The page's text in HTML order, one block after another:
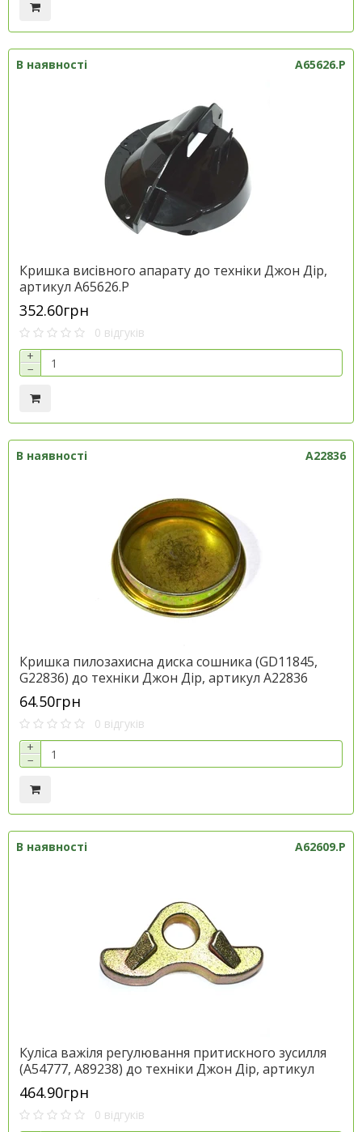
В наявності A65626.P
Кришка висівного апарату до техніки Джон Дір,
артикул A65626.P
352.60грн
0 відгуків
+
−
В наявності A22836
Кришка пилозахисна диска сошника (GD11845,
G22836) до техніки Джон Дір, артикул A22836
64.50грн
0 відгуків
+
−
В наявності A62609.P
Куліса важіля регулювання притискного зусилля
(A54777, A89238) до техніки Джон Дір, артикул
A62609.P
464.90грн
0 відгуків